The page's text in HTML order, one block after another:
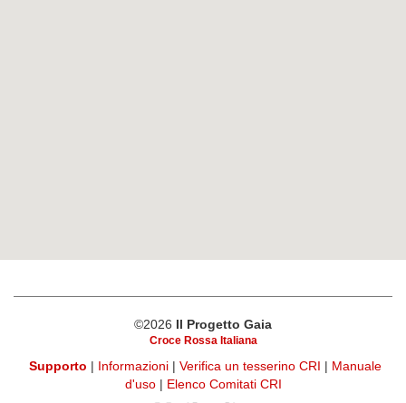
©2026 Il Progetto Gaia
Croce Rossa Italiana
Supporto | Informazioni | Verifica un tesserino CRI | Manuale
d'uso | Elenco Comitati CRI